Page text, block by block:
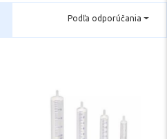
Podľa odporúčania